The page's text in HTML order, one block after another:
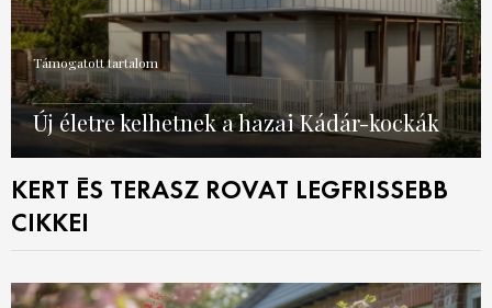
Támogatott tartalom
Új életre kelhetnek a hazai Kádár-kockák
KERT ÉS TERASZ ROVAT LEGFRISSEBB
CIKKEI